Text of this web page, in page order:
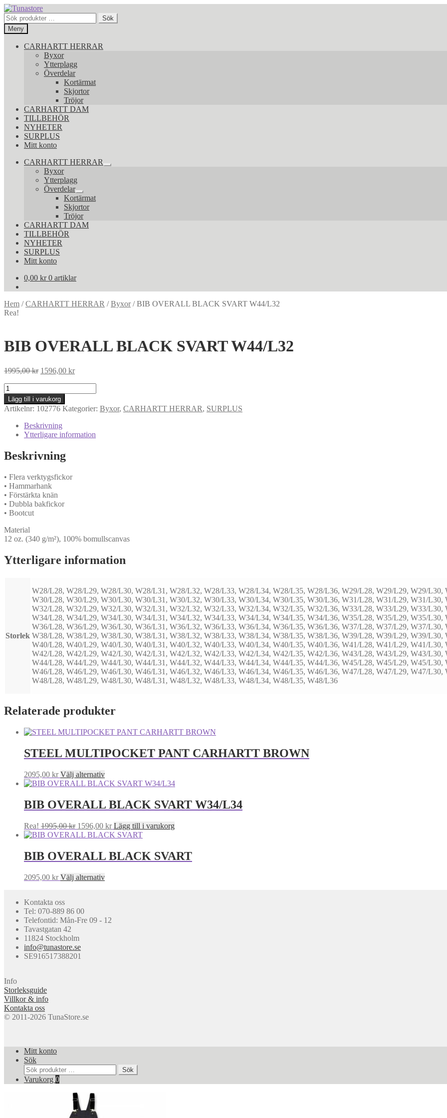
Hoppa
till
navigering
Hoppa
till
innehåll
Sök
efter:
Sök
Meny
CARHARTT HERRAR
Byxor
Ytterplagg
Överdelar
Kortärmat
Skjortor
Tröjor
CARHARTT DAM
TILLBEHÖR
NYHETER
SURPLUS
Mitt konto
CARHARTT HERRAR
Expandera
Byxor
Ytterplagg
Överdelar
Expandera
undermeny
Kortärmat
Skjortor
Tröjor
CARHARTT DAM
TILLBEHÖR
NYHETER
SURPLUS
Mitt konto
0,00 kr 0 artiklar
Hem /CARHARTT HERRAR /Byxor/BIB OVERALL BLACK SVART W44/L32
Rea!
BIB OVERALL BLACK SVART W44/L32
1995,00kr Det
var:
1995,00 kr.
1596,00 krDet
1596,00 kr.
BIB
OVERALL
BLACK
SVART
W44/L32
mängd
Lägg till i varukorg
Artikelnr: 102776 Kategorier: Byxor, CARHARTT HERRAR, SURPLUS
Beskrivning
Ytterligare information
Beskrivning
• Flera verktygsfickor
• Hammarhank
• Förstärkta knän
• Dubbla bakfickor
• Bootcut
Material
12 oz. (340 g/m²), 100% bomullscanvas
Ytterligare information
Storlek
W28/L28, W28/L29, W28/L30, W28/L31, W28/L32, W28/L33, W28/L34, W28/L35, W28/L36, W29/L28, W29/L29, W29/
W30/L28, W30/L29, W30/L30, W30/L31, W30/L32, W30/L33, W30/L34, W30/L35, W30/L36, W31/L28, W31/L29, W31/
W32/L28, W32/L29, W32/L30, W32/L31, W32/L32, W32/L33, W32/L34, W32/L35, W32/L36, W33/L28, W33/L29, W33/
W34/L28, W34/L29, W34/L30, W34/L31, W34/L32, W34/L33, W34/L34, W34/L35, W34/L36, W35/L28, W35/L29, W35/
W36/L28, W36/L29, W36/L30, W36/L31, W36/L32, W36/L33, W36/L34, W36/L35, W36/L36, W37/L28, W37/L29, W37/
W38/L28, W38/L29, W38/L30, W38/L31, W38/L32, W38/L33, W38/L34, W38/L35, W38/L36, W39/L28, W39/L29, W39/
W40/L28, W40/L29, W40/L30, W40/L31, W40/L32, W40/L33, W40/L34, W40/L35, W40/L36, W41/L28, W41/L29, W41/
W42/L28, W42/L29, W42/L30, W42/L31, W42/L32, W42/L33, W42/L34, W42/L35, W42/L36, W43/L28, W43/L29, W43/
W44/L28, W44/L29, W44/L30, W44/L31, W44/L32, W44/L33, W44/L34, W44/L35, W44/L36, W45/L28, W45/L29, W45/
W46/L28, W46/L29, W46/L30, W46/L31, W46/L32, W46/L33, W46/L34, W46/L35, W46/L36, W47/L28, W47/L29, W47/
W48/L28, W48/L29, W48/L30, W48/L31, W48/L32, W48/L33, W48/L34, W48/L35, W48/L36
Relaterade produkter
STEEL MULTIPOCKET PANT CARHARTT BROWN
2095,00 kr Välj alternativDen
här
har
flera
De
olika
kan
väljas
produktsidan
BIB OVERALL BLACK SVART W34/L34
Rea! 1995,00kr Det
ursprungliga
var:
1995,00 kr.
1596,00 krDet
nuvarande
är:
1596,00 kr.
Lägg till i varukorg
BIB OVERALL BLACK SVART
2095,00 kr Välj alternativDen
varianter.
Kontakta oss
Tel: 070-889 86 00
Telefontid: Mån-Fre 09 - 12
Tavastgatan 42
11824 Stockholm
info@tunastore.se
SE916517388201
Info
Storleksguide
Villkor & info
Kontakta oss
© 2011-2026 TunaStore.se
Mitt konto
Sök
Sök
efter:
Sök
Varukorg 0